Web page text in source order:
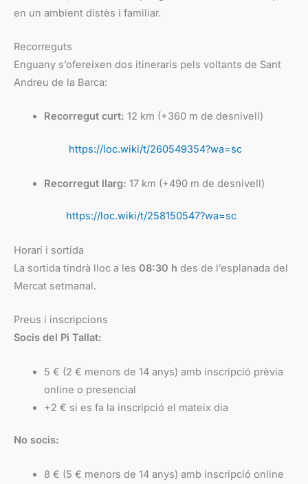
en un ambient distès i familiar.
Recorreguts
Enguany s’ofereixen dos itineraris pels voltants de Sant
Andreu de la Barca:
Recorregut curt: 12 km (+360 m de desnivell)
https://loc.wiki/t/260549354?wa=sc
Recorregut llarg: 17 km (+490 m de desnivell)
https://loc.wiki/t/258150547?wa=sc
Horari i sortida
La sortida tindrà lloc a les 08:30 h des de l’esplanada del
Mercat setmanal.
Preus i inscripcions
Socis del Pi Tallat:
5 € (2 € menors de 14 anys) amb inscripció prèvia
online o presencial
+2 € si es fa la inscripció el mateix dia
No socis:
8 € (5 € menors de 14 anys) amb inscripció online